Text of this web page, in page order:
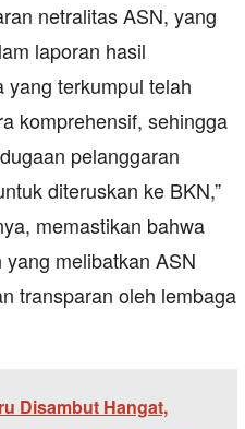
netralitas ASN, yang
laporan hasil
yang terkumpul telah
komprehensif, sehingga
pelanggaran
diteruskan ke BKN,”
memastikan bahwa
melibatkan ASN
transparan oleh lembaga
Disambut Hangat,